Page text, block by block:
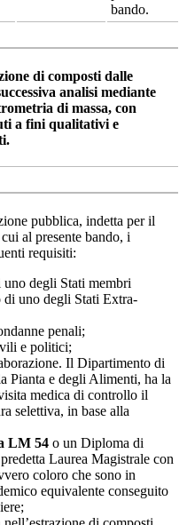
bando.
di composti dalle
analisi mediante
di massa, con
a fini qualitativi e
pubblica, indetta per il
al presente bando, i
requisiti:
degli Stati membri
di uno degli Stati Extra-
penali;
e politici;
Il Dipartimento di
Pianta e degli Alimenti, ha la
medica di controllo il
selettiva, in base alla
LM 54 o un Diploma di
Laurea Magistrale con
coloro che sono in
equivalente conseguito